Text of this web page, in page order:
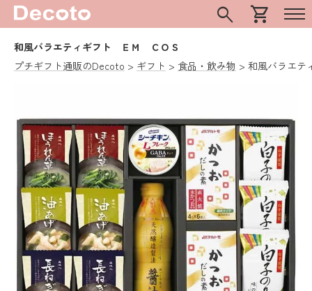
search shopping_cart
和風バラエティギフト ＥＭ ＣＯＳ
プチギフト通販のDecoto
ギフト 食品・飲み物 和風バラエ